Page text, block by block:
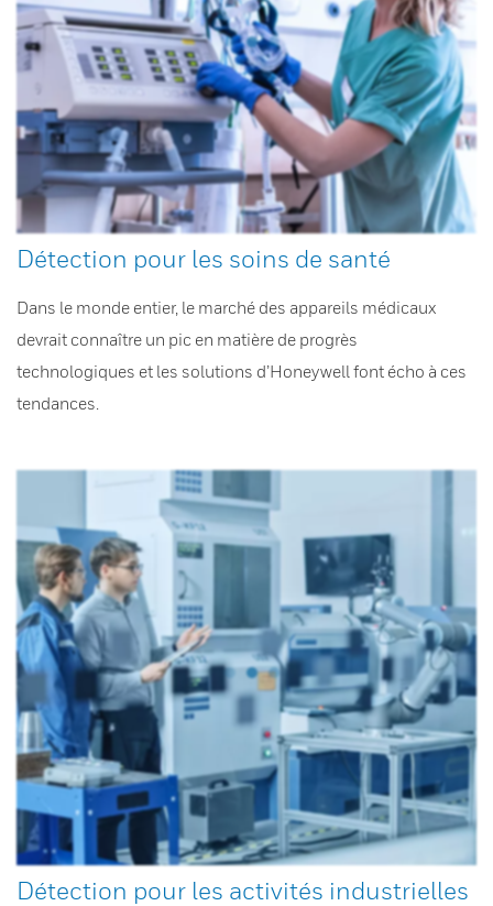
Détection pour les soins de santé
Dans le monde entier, le marché des appareils médicaux
devrait connaître un pic en matière de progrès
technologiques et les solutions d’Honeywell font écho à ces
tendances.
Détection pour les activités industrielles